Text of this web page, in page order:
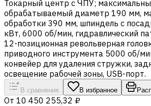
Токарный центр с ЧПУ;
обрабатываемый диаметр 190 мм,
обработки 390 мм, шпиндель с
кВт, 6000 об/мин, гидравлический
12-позиционная револьверная
приводного инструмента 5000 об/
конвейер для удаления стружки,
освещение рабочей зоны, USB-порт.
В сравнение В избранное
От 10 450 255,32 ₽